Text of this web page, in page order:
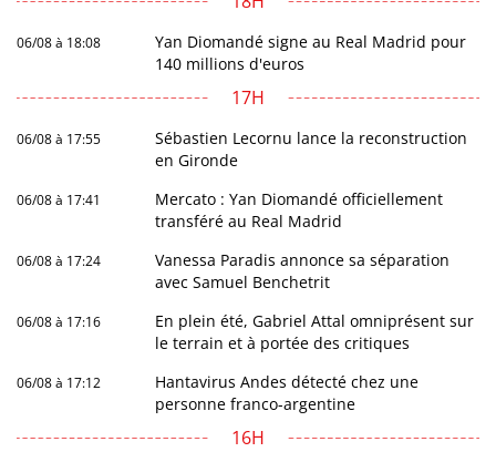
06/08 à 18:08
Yan Diomandé signe au Real Madrid pour
140 millions d'euros
17H
06/08 à 17:55
Sébastien Lecornu lance la reconstruction
en Gironde
06/08 à 17:41
Mercato : Yan Diomandé officiellement
transféré au Real Madrid
06/08 à 17:24
Vanessa Paradis annonce sa séparation
avec Samuel Benchetrit
06/08 à 17:16
En plein été, Gabriel Attal omniprésent sur
le terrain et à portée des critiques
06/08 à 17:12
Hantavirus Andes détecté chez une
personne franco-argentine
16H